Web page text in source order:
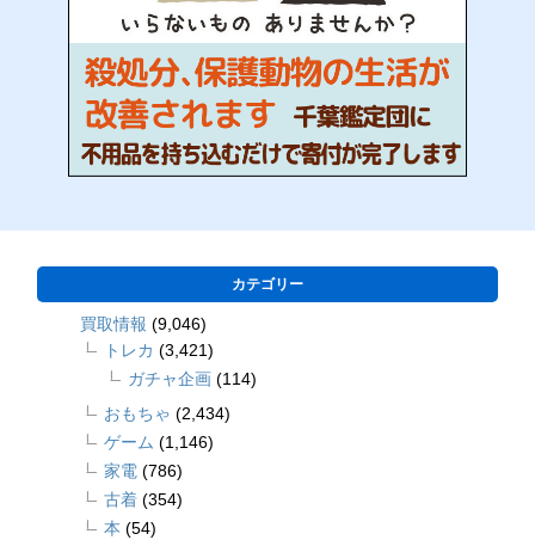
カテゴリー
買取情報 (9,046)
トレカ (3,421)
ガチャ企画 (114)
おもちゃ (2,434)
ゲーム (1,146)
家電 (786)
古着 (354)
本 (54)